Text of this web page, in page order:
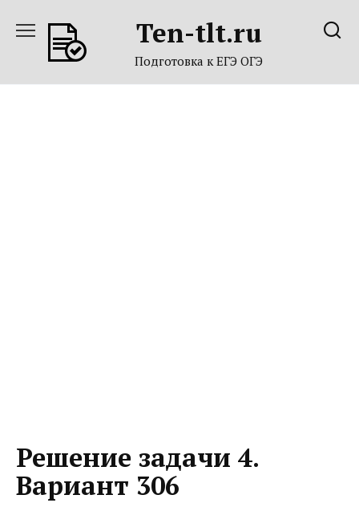
содержанию
Ten-tlt.ru
Подготовка к ЕГЭ ОГЭ
Решение задачи 4.
Вариант 306